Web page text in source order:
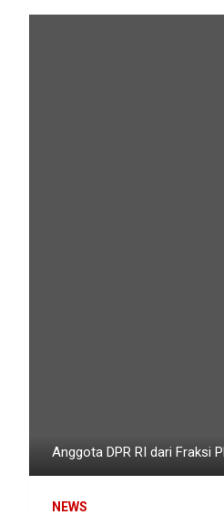
Anggota DPR RI dari Fraksi
NEWS